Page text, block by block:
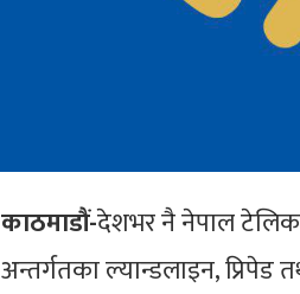
काठमाडौं-देशभर नै नेपाल
अन्तर्गतका ल्यान्डलाइन,